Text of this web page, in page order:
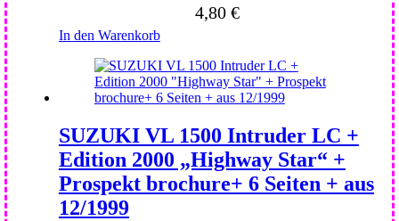
4,80 €
In den Warenkorb
SUZUKI VL 1500 Intruder LC +
Edition 2000 „Highway Star“ +
Prospekt brochure+ 6 Seiten + aus
12/1999